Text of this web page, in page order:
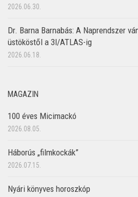
2026.06.30.
Dr. Barna Barnabás: A Naprendszer
üstököstől a 3I/ATLAS-ig
2026.06.18.
MAGAZIN
100 éves Micimackó
2026.08.05.
Háborús „filmkockák”
2026.07.15.
Nyári könyves horoszkóp